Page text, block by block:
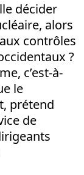
décider
alors
contrôles
?
c’est-à-
le
prétend
de